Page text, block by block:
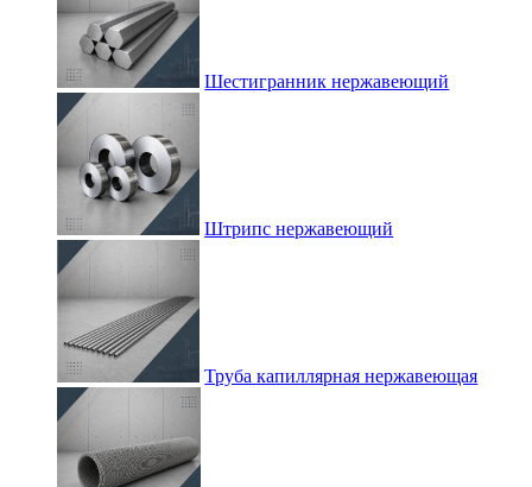
Шестигранник нержавеющий
Штрипс нержавеющий
Труба капиллярная нержавеющая